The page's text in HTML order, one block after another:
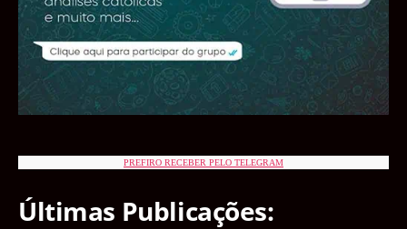
PREFIRO RECEBER PELO TELEGRAM
Últimas Publicações: